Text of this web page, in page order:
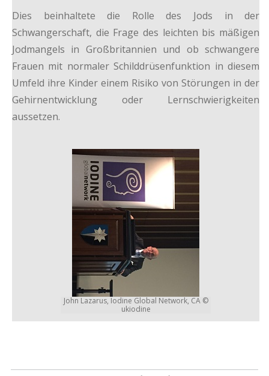
Dies beinhaltete die Rolle des Jods in der
Schwangerschaft, die Frage des leichten bis mäßigen
Jodmangels in Großbritannien und ob schwangere
Frauen mit normaler Schilddrüsenfunktion in diesem
Umfeld ihre Kinder einem Risiko von Störungen in der
Gehirnentwicklung oder Lernschwierigkeiten
aussetzen.
John Lazarus, Iodine Global Network, CA ©
ukiodine